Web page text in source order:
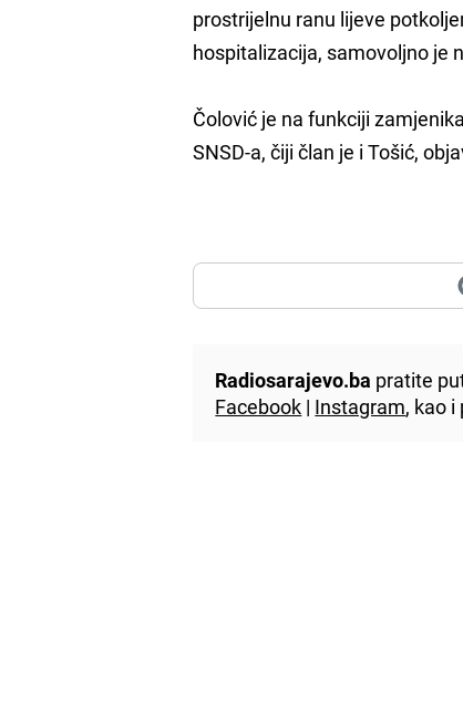
prostrijelnu ranu lijeve
hospitalizacija, samovoljno je
Čolović je na funkciji
SNSD-a, čiji član je i Tošić,
Radiosarajevo.ba pratite
Facebook | Instagram, kao